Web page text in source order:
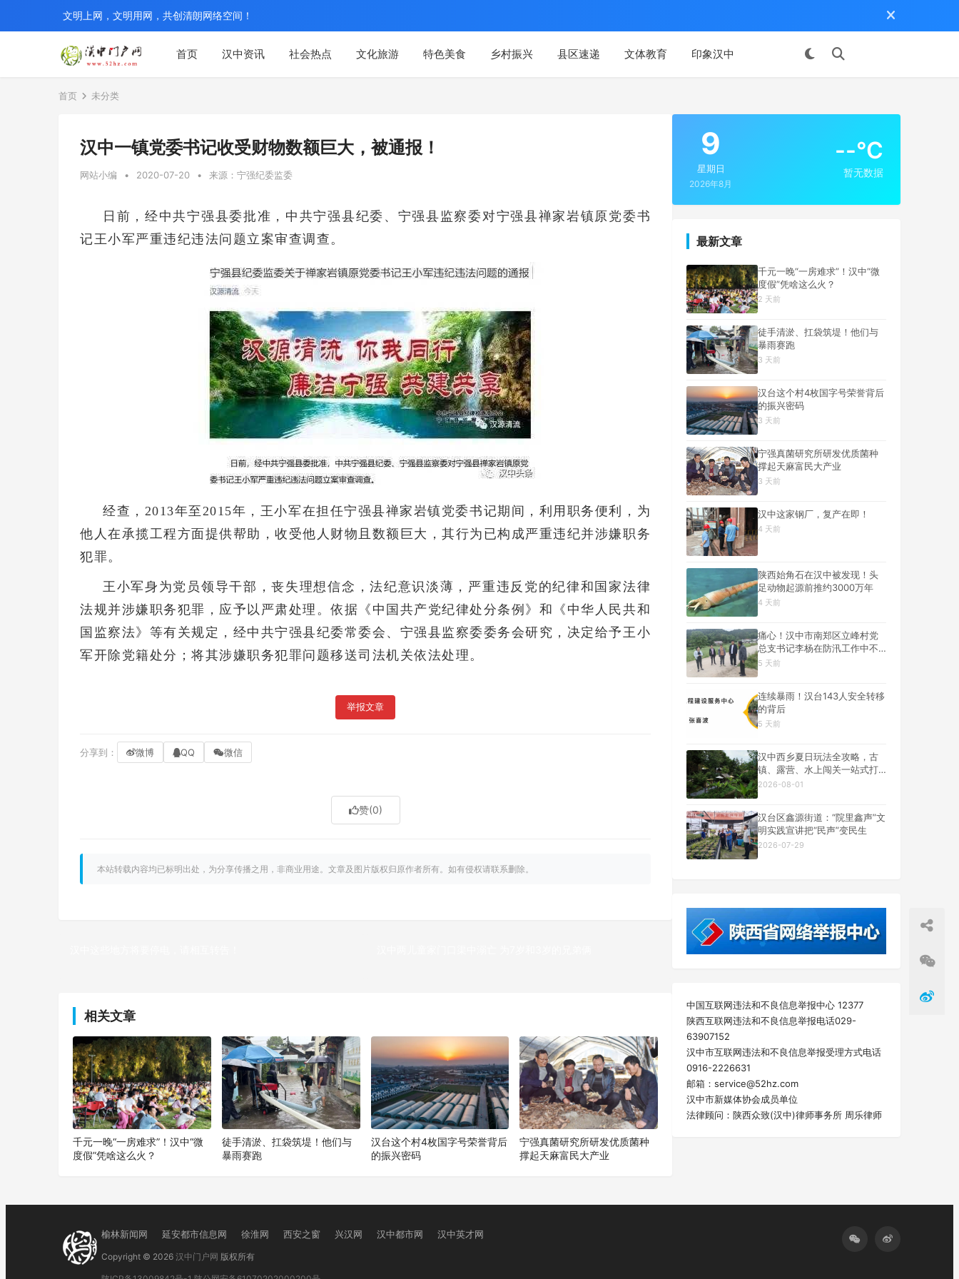
首页 汉中资讯 社会热点 文化旅游 特色美食 乡村振兴 县区速递 文体教育 印象汉中
文明上网，文明用网，共创清朗网络空间！
首页 未分类
汉中一镇党委书记收受财物数额巨大，被通报！
网站小编 • 2020-07-20 • 来源：宁强纪委监委
日前，经中共宁强县委批准，中共宁强县纪委、宁强县监察委对宁强县禅家岩镇原党委书
记王小军严重违纪违法问题立案审查调查。
经查，2013年至2015年，王小军在担任宁强县禅家岩镇党委书记期间，利用职务便利，为
他人在承揽工程方面提供帮助，收受他人财物且数额巨大，其行为已构成严重违纪并涉嫌职务
犯罪。
王小军身为党员领导干部，丧失理想信念，法纪意识淡薄，严重违反党的纪律和国家法律
法规并涉嫌职务犯罪，应予以严肃处理。依据《中国共产党纪律处分条例》和《中华人民共和
国监察法》等有关规定，经中共宁强县纪委常委会、宁强县监察委委务会研究，决定给予王小
军开除党籍处分；将其涉嫌职务犯罪问题移送司法机关依法处理。
举报文章
分享到： 微博 QQ 微信
赞(0)
本站转载内容均已标明出处，为分享传播之用，非商业用途。文章及图片版权归原作者所有。如有侵权请联系删除。
相关文章
千元一晚“一房难求”！汉中“微
度假”凭啥这么火？
徒手清淤、扛袋筑堤！他们与
暴雨赛跑
汉台这个村4枚国字号荣誉背后
的振兴密码
宁强真菌研究所研发优质菌种
撑起天麻富民大产业
9
星期日
2026年8月
--°C
暂无数据
最新文章
千元一晚“一房难求”！汉中“微
度假”凭啥这么火？
2 天前
徒手清淤、扛袋筑堤！他们与
暴雨赛跑
3 天前
汉台这个村4枚国字号荣誉背后
的振兴密码
3 天前
宁强真菌研究所研发优质菌种
撑起天麻富民大产业
3 天前
汉中这家钢厂，复产在即！
4 天前
陕西始角石在汉中被发现！头
足动物起源前推约3000万年
4 天前
痛心！汉中市南郑区立峰村党
总支书记李杨在防汛工作中不
幸遇难
5 天前
连续暴雨！汉台143人安全转移
的背后
5 天前
汉中西乡夏日玩法全攻略，古
镇、露营、水上闯关一站式打
卡
2026-08-01
汉台区鑫源街道：“院里鑫声”文
明实践宣讲把“民声”变民生
2026-07-29
中国互联网违法和不良信息举报中心 12377
陕西互联网违法和不良信息举报电话029-
63907152
汉中市互联网违法和不良信息举报受理方式电话
0916-2226631
邮箱：service@52hz.com
汉中市新媒体协会成员单位
法律顾问：陕西众致(汉中)律师事务所 周乐律师
榆林新闻网 延安都市信息网 徐淮网 西安之窗 兴汉网 汉中都市网 汉中英才网
Copyright © 2026 汉中门户网 版权所有